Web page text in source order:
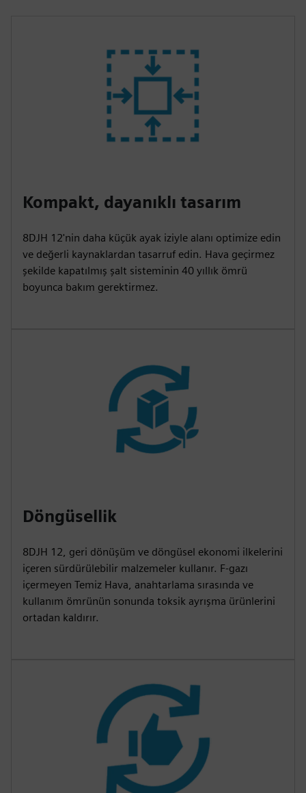
Kompakt, dayanıklı tasarım
8DJH 12'nin daha küçük ayak iziyle alanı optimize edin
ve değerli kaynaklardan tasarruf edin. Hava geçirmez
şekilde kapatılmış şalt sisteminin 40 yıllık ömrü
boyunca bakım gerektirmez.
Döngüsellik
8DJH 12, geri dönüşüm ve döngüsel ekonomi ilkelerini
içeren sürdürülebilir malzemeler kullanır. F-gazı
içermeyen Temiz Hava, anahtarlama sırasında ve
kullanım ömrünün sonunda toksik ayrışma ürünlerini
ortadan kaldırır.